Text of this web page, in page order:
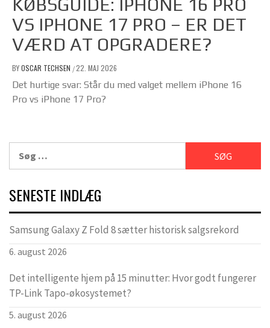
KØBSGUIDE: IPHONE 16 PRO
VS IPHONE 17 PRO – ER DET
VÆRD AT OPGRADERE?
BYOSCAR TECHSEN /22. MAJ 2026
Det hurtige svar: Står du med valget mellem iPhone 16
Pro vs iPhone 17 Pro?
efter:
SENESTE INDLÆG
Samsung Galaxy Z Fold 8 sætter historisk salgsrekord
6. august 2026
Det intelligente hjem på 15 minutter: Hvor godt fungerer
TP-Link Tapo-økosystemet?
5. august 2026